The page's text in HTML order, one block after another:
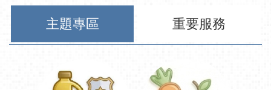
主題專區 重要服務